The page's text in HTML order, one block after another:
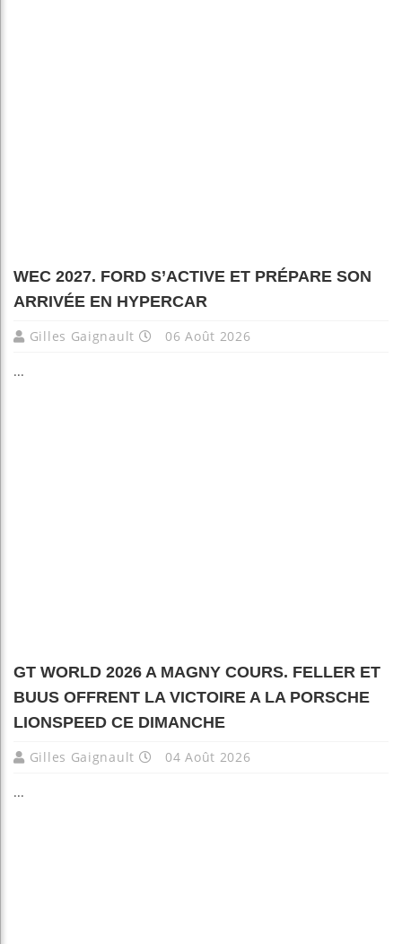
WEC 2027. FORD S’ACTIVE ET PRÉPARE SON
ARRIVÉE EN HYPERCAR
Gilles Gaignault 06 Août 2026
...
GT WORLD 2026 A MAGNY COURS. FELLER ET
BUUS OFFRENT LA VICTOIRE A LA PORSCHE
LIONSPEED CE DIMANCHE
Gilles Gaignault 04 Août 2026
...